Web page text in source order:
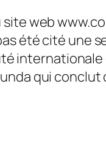
web
été cité
qui conclut